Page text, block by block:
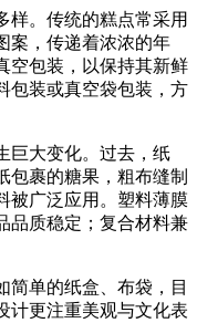
。传统的糕点常采用
案，传递着浓浓的年
空包装，以保持其新鲜
包装或真空袋包装，方
大变化。过去，纸
包裹的糖果，粗布缝制
被广泛应用。塑料薄膜
品质稳定；复合材料兼
单的纸盒、布袋，目
计更注重美观与文化表